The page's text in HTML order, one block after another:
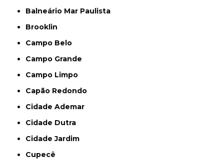
Balneário Mar Paulista
Brooklin
Campo Belo
Campo Grande
Campo Limpo
Capão Redondo
Cidade Ademar
Cidade Dutra
Cidade Jardim
Cupecê